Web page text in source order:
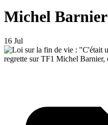
Michel Barnier
16 Jul